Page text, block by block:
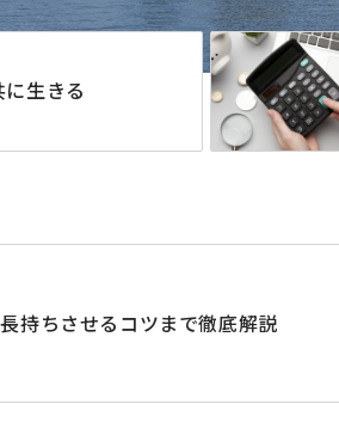
に生きる
持ちさせるコツまで徹底解説